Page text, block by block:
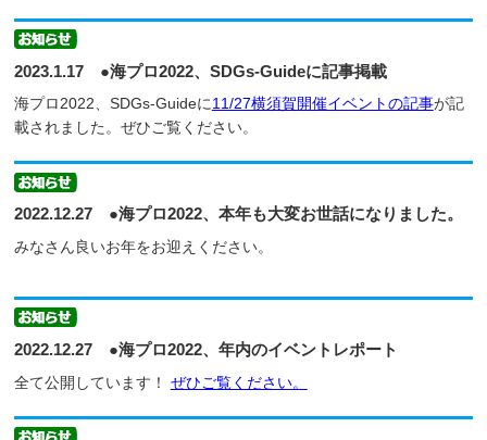
2023.1.17 ●海プロ2022、SDGs-Guideに記事掲載
海プロ2022、SDGs-Guideに11/27横須賀開催イベントの記事が記
載されました。ぜひご覧ください。
2022.12.27 ●海プロ2022、本年も大変お世話になりました。
みなさん良いお年をお迎えください。
2022.12.27 ●海プロ2022、年内のイベントレポート
全て公開しています！ ぜひご覧ください。